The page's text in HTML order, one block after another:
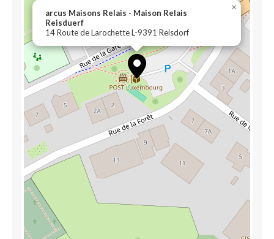
arcus Maisons Relais - Maison Relais
Reisduerf
14 Route de Larochette L-9391 Reisdorf
×